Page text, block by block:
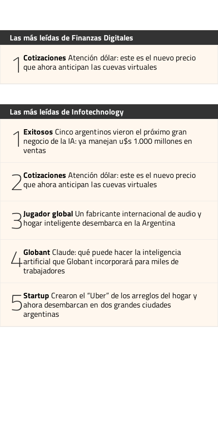
Las más leídas de Finanzas Digitales
1 Cotizaciones Atención dólar: este es el nuevo precio
que ahora anticipan las cuevas virtuales
Las más leídas de Infotechnology
1 Exitosos Cinco argentinos vieron el próximo gran
negocio de la IA: ya manejan u$s 1.000 millones en
ventas
2Cotizaciones Atención dólar: este es el nuevo precio
que ahora anticipan las cuevas virtuales
3Jugador global Un fabricante internacional de audio y
hogar inteligente desembarca en la Argentina
4Globant Claude: qué puede hacer la inteligencia
artificial que Globant incorporará para miles de
trabajadores
5Startup Crearon el “Uber” de los arreglos del hogar y
ahora desembarcan en dos grandes ciudades
argentinas